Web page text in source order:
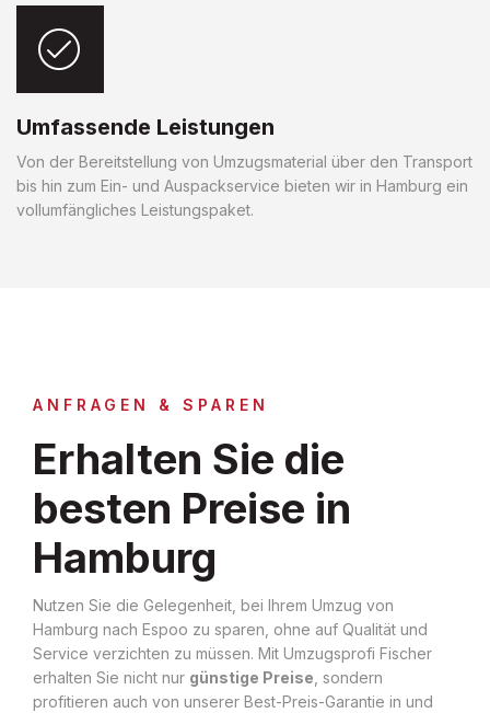
Umfassende Leistungen
Von der Bereitstellung von Umzugsmaterial über den Transport
bis hin zum Ein- und Auspackservice bieten wir in Hamburg ein
vollumfängliches Leistungspaket.
ANFRAGEN & SPAREN
Erhalten Sie die
besten Preise in
Hamburg
Nutzen Sie die Gelegenheit, bei Ihrem Umzug von
Hamburg nach Espoo zu sparen, ohne auf Qualität und
Service verzichten zu müssen. Mit Umzugsprofi Fischer
erhalten Sie nicht nur günstige Preise , sondern
profitieren auch von unserer Best-Preis-Garantie in und